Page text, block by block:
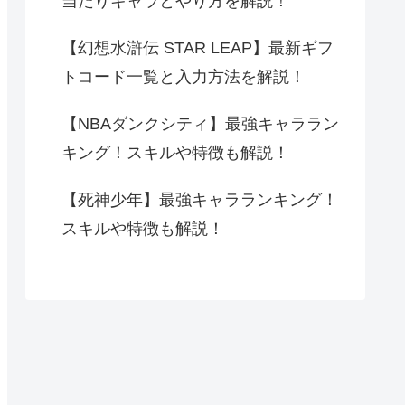
【幻想水滸伝 STAR LEAP】最新ギフ
トコード一覧と入力方法を解説！
【NBAダンクシティ】最強キャララン
キング！スキルや特徴も解説！
【死神少年】最強キャラランキング！
スキルや特徴も解説！